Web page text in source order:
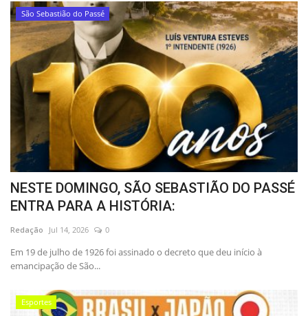
São Sebastião do Passé
NESTE DOMINGO, SÃO SEBASTIÃO DO PASSÉ
ENTRA PARA A HISTÓRIA:
Redação Jul 14, 2026 0
Em 19 de julho de 1926 foi assinado o decreto que deu início à
emancipação de São...
Esportes